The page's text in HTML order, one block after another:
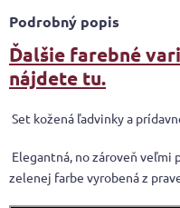
Podrobný popis
Ďalšie farebné
nájdete tu.
Set kožená ľadvinky a
Elegantná, no zároveň veľmi
zelenej farbe vyrobená z